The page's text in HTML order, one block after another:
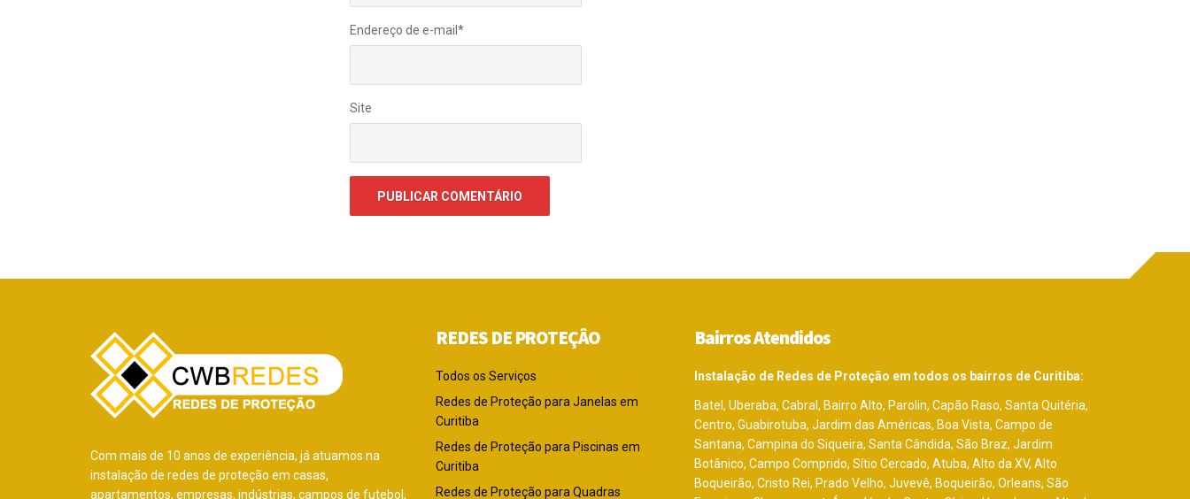
Endereço de e-mail *
Site
Com mais de 10 anos de experiência, já atuamos na
instalação de redes de proteção em casas,
apartamentos, empresas, indústrias, campos de futebol,
REDES DE PROTEÇÂO
Todos os Serviços
Redes de Proteção para Janelas em
Curitiba
Redes de Proteção para Piscinas em
Curitiba
Redes de Proteção para Quadras
Bairros Atendidos
Instalação de Redes de Proteção em todos os bairros de Curitiba:
Batel, Uberaba, Cabral, Bairro Alto, Parolin, Capão Raso, Santa Quitéria,
Centro, Guabirotuba, Jardim das Américas, Boa Vista, Campo de
Santana, Campina do Siqueira, Santa Cândida, São Braz, Jardim
Botânico, Campo Comprido, Sítio Cercado, Atuba, Alto da XV, Alto
Boqueirão, Cristo Rei, Prado Velho, Juvevê, Boqueirão, Orleans, São